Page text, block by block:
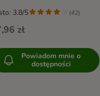
zł
3.8/5 (42)
Powiadom mnie o
dostępności